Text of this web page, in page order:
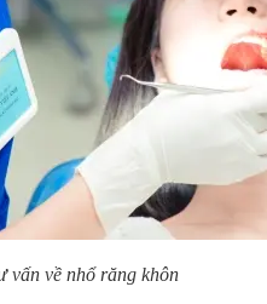
vấn về nhổ răng khôn